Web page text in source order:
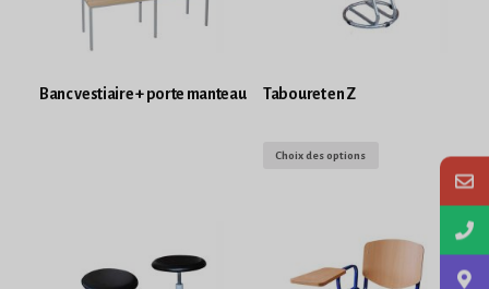
Banc vestiaire + porte manteau Tabouret en Z
Choix des options